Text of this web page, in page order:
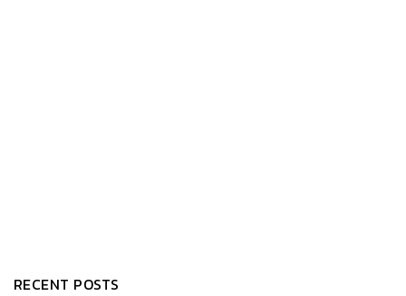
RECENT POSTS